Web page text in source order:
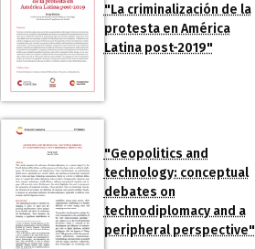
"La criminalización de la
protesta en América
Latina post-2019"
"Geopolitics and
technology: conceptual
debates on
technodiplomacy and a
peripheral perspective"